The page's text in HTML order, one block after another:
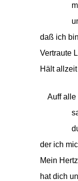
mein
und
daß ich
Vertraute
Hält
Auff alle
sag'
du
der ich
Mein
hat dich